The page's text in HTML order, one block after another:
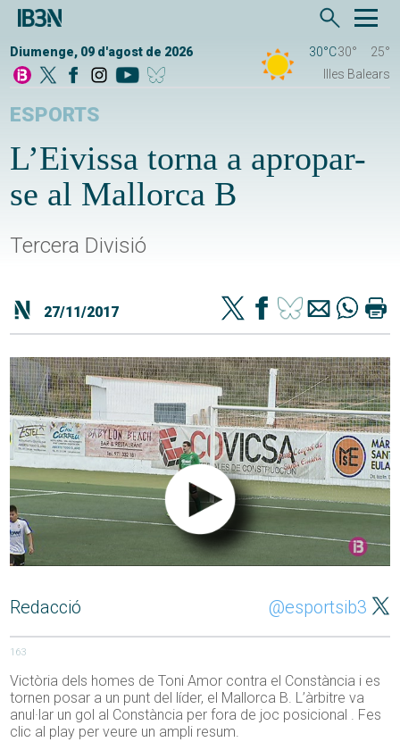
Diumenge, 09 d'agost de 2026 30°C30°
25°
Illes Balears
ESPORTS
L’Eivissa torna a apropar-
se al Mallorca B
Tercera Divisió
27/11/2017
Redacció @esportsib3
163
Victòria dels homes de Toni Amor contra el Constància i es
tornen posar a un punt del líder, el Mallorca B. L’àrbitre va
anul·lar un gol al Constància per fora de joc posicional . Fes
clic al play per veure un ampli resum.